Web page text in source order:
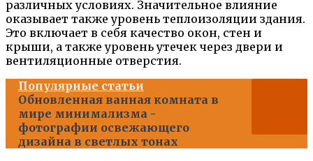
различных условиях. Значительное влияние
оказывает также уровень теплоизоляции здания.
Это включает в себя качество окон, стен и
крыши, а также уровень утечек через двери и
вентиляционные отверстия.
Популярные статьи
Обновленная ванная комната в
мире минимализма -
фотографии освежающего
дизайна в светлых тонах